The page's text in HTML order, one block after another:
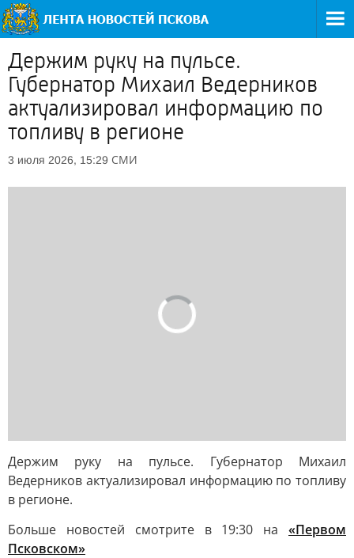
Держим руку на пульсе.
Губернатор Михаил Ведерников
актуализировал информацию по
топливу в регионе
3 июля 2026, 15:29 СМИ
Держим руку на пульсе. Губернатор Михаил
Ведерников актуализировал информацию по топливу
в регионе.
Больше новостей смотрите в 19:30 на «Первом
Псковском»